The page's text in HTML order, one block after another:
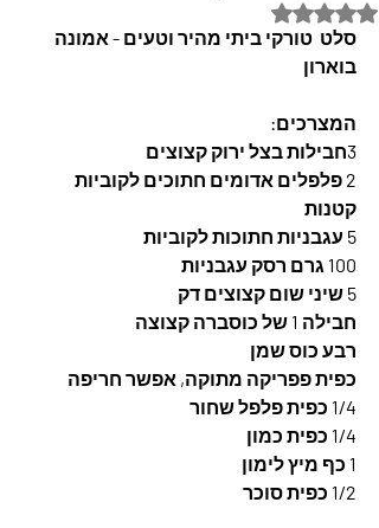
דירוג של NaN מתוך 5 כוכבים
סלט  טורקי ביתי מהיר וטעים - אמונה
בוארון
המצרכים:
3חבילות בצל ירוק קצוצים
2 פלפלים אדומים חתוכים לקוביות
קטנות
5 עגבניות חתוכות לקוביות
100 גרם רסק עגבניות
5 שיני שום קצוצים דק
חבילה 1 של כוסברה קצוצה
רבע כוס שמן
כפית פפריקה מתוקה, אפשר חריפה
1/4 כפית פלפל שחור
1/4 כפית כמון
1 כף מיץ לימון
1/2 כפית סוכר